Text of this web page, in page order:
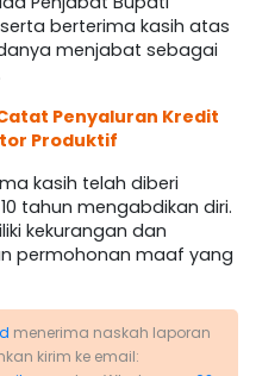
berterima kasih atas
menjabat sebagai
Penyaluran Kredit
Produktif
kasih telah diberi
tahun mengabdikan diri.
kekurangan dan
permohonan maaf yang
menerima naskah laporan
kirim ke email: